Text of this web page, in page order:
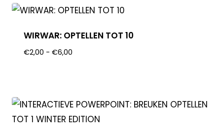
WIRWAR: OPTELLEN TOT 10
€2,00 - €6,00